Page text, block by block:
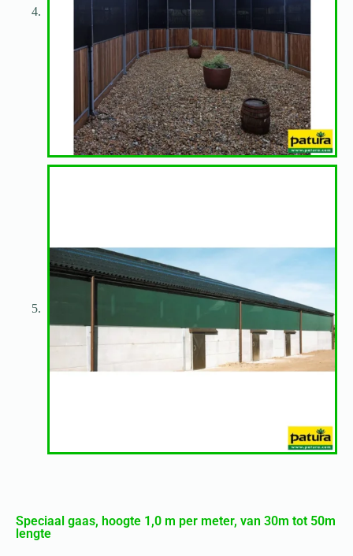
Speciaal gaas, hoogte 1,0 m per meter, van 30m tot 50m
lengte